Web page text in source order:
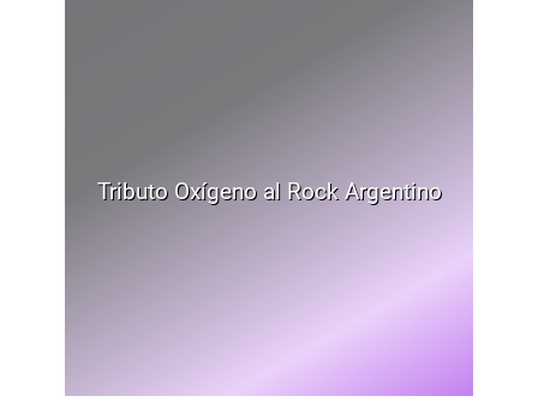
Tributo Oxígeno al Rock Argentino